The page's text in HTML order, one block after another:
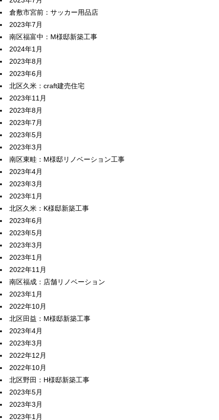
倉敷市宮前：サッカー用品店
2023年7月
南区福富中：M様邸新築工事
2024年1月
2023年8月
2023年6月
北区久米：craft建売住宅
2023年11月
2023年8月
2023年7月
2023年5月
2023年3月
南区東畦：M様邸リノベーション工事
2023年4月
2023年3月
2023年1月
北区久米：K様邸新築工事
2023年6月
2023年5月
2023年3月
2023年1月
2022年11月
南区福成：店舗リノベーション
2023年1月
2022年10月
北区田益：M様邸新築工事
2023年4月
2023年3月
2022年12月
2022年10月
北区野田：H様邸新築工事
2023年5月
2023年3月
2023年1月